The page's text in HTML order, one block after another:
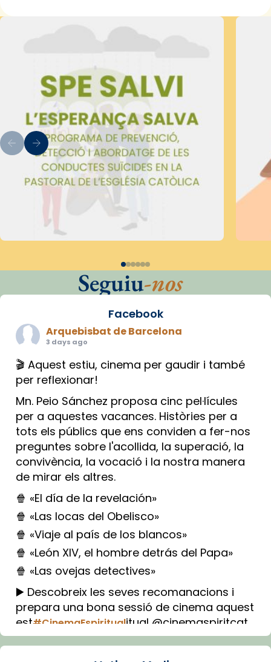
Seguiu-nos
Facebook
Arquebisbat de Barcelona
3 days ago
🎬 Aquest estiu, cinema per gaudir i també
per reflexionar!
Mn. Peio Sánchez proposa cinc pel·lícules
per a aquestes vacances. Històries per a
tots els públics que ens conviden a fer-nos
preguntes sobre l'acollida, la superació, la
convivència, la vocació i la nostra manera
de mirar els altres.
🍿 «El día de la revelación»
🍿 «Las locas del Obelisco»
🍿 «Viaje al país de los blancos»
🍿 «León XIV, el hombre detrás del Papa»
🍿 «Las ovejas detectives»
▶️ Descobreix les seves recomanacions i
prepara una bona sessió de cinema aquest
est#CinemaEspiritualitual @cinemaspiritcat
Imatge: Generada amb IA (OpenAI)